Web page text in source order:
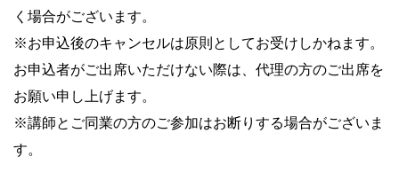
く場合がございます。
※お申込後のキャンセルは原則としてお受けしかねます。
お申込者がご出席いただけない際は、代理の方のご出席を
お願い申し上げます。
※講師とご同業の方のご参加はお断りする場合がございま
す。